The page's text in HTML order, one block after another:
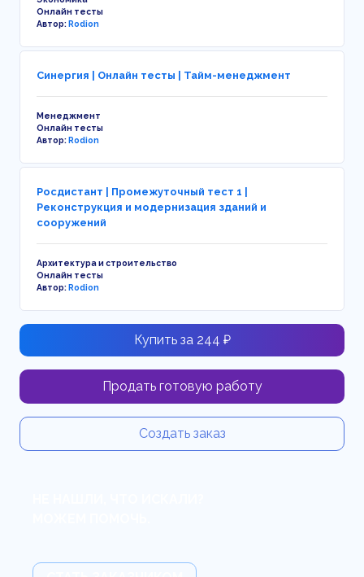
Онлайн тесты
Автор:Rodion
Синергия | Онлайн тесты | Тайм-менеджмент
Менеджмент
Онлайн тесты
Автор:Rodion
Росдистант | Промежуточный тест 1 |
Реконструкция и модернизация зданий и
сооружений
Архитектура и строительство
Онлайн тесты
Автор:Rodion
Купить за 244 ₽
Продать готовую работу
Создать заказ